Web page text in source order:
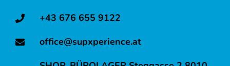
+43 676 655 9122
office@supxperience.at